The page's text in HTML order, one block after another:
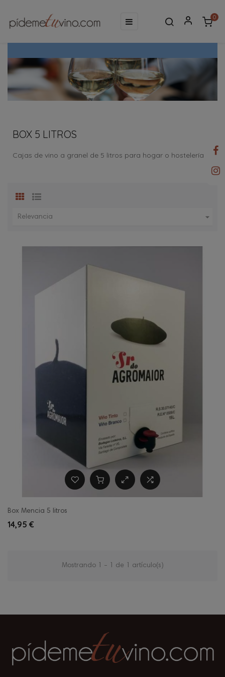
Navegación
palanca
☰ 0
BOX 5 LITROS
Cajas de vino a granel de 5 litros para hogar o hostelería
Relevancia 
Box Mencia 5 litros
14,95 €
Mostrando 1 - 1 de 1 artículo(s)